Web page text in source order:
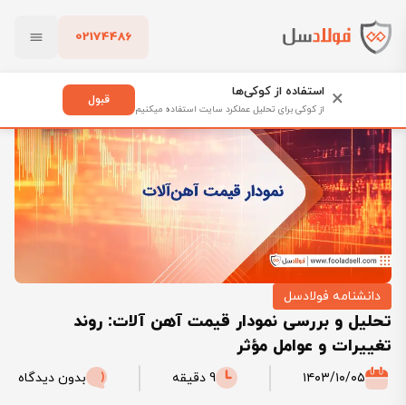
02174486
پاک کردن
فولادسل
تحلیل و بررسی نمودار قیمت آهن آلات: روند تغییرات و عوامل مؤثر
دانشنامه فولادسل
تحلیل و بررسی نمودار قیمت آهن آلات: روند
تغییرات و عوامل مؤثر
۱۴۰۳/۱۰/۰۵ 9 دقیقه بدون دیدگاه
× استفاده از کوکی‌ها
از کوکی برای تحلیل عملکرد سایت استفاده میکنیم
قبول